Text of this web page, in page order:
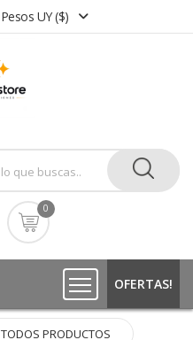
Pesos UY ($)
0
OFERTAS!
TODOS PRODUCTOS